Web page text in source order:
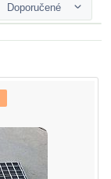
Doporučené